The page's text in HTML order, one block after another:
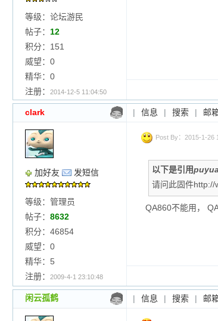
等级：论坛游民
帖子： 12
积分：151
威望：0
精华：0
注册：
2014-12-5 11:04:50
clark | 信息 | 搜索 | 邮
加好友 发短信
等级：管理员
帖子： 8632
积分：46854
威望：0
精华：5
注册：
2009-4-1 23:10:48
Post By：2015-1-26
以下是引用
请问此固件http://
QA860不能用，
闲云孤鹤 | 信息 | 搜索 | 邮